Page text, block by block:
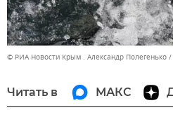
© РИА Новости Крым . Александр Полегенько
Читать в МАКС